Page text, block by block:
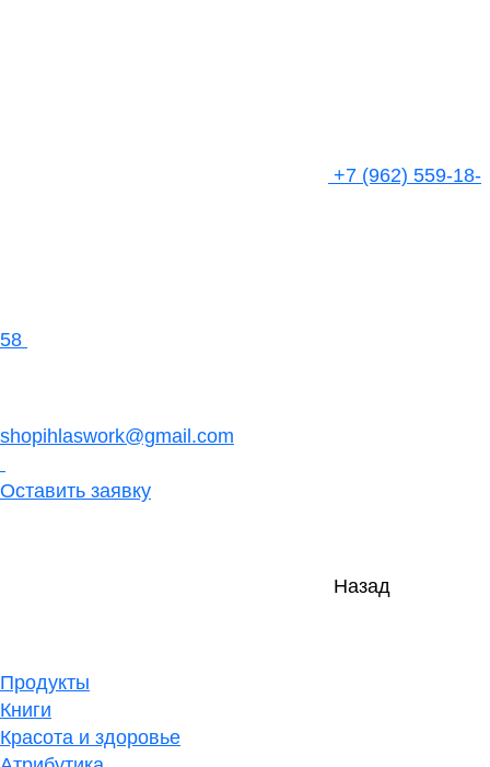
+7 (962) 559-18-
58
shopihlaswork@gmail.com
Оставить заявку
Назад
Продукты
Книги
Красота и здоровье